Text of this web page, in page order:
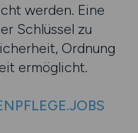
werden. Eine
Schlüssel zu
Ordnung
ermöglicht.